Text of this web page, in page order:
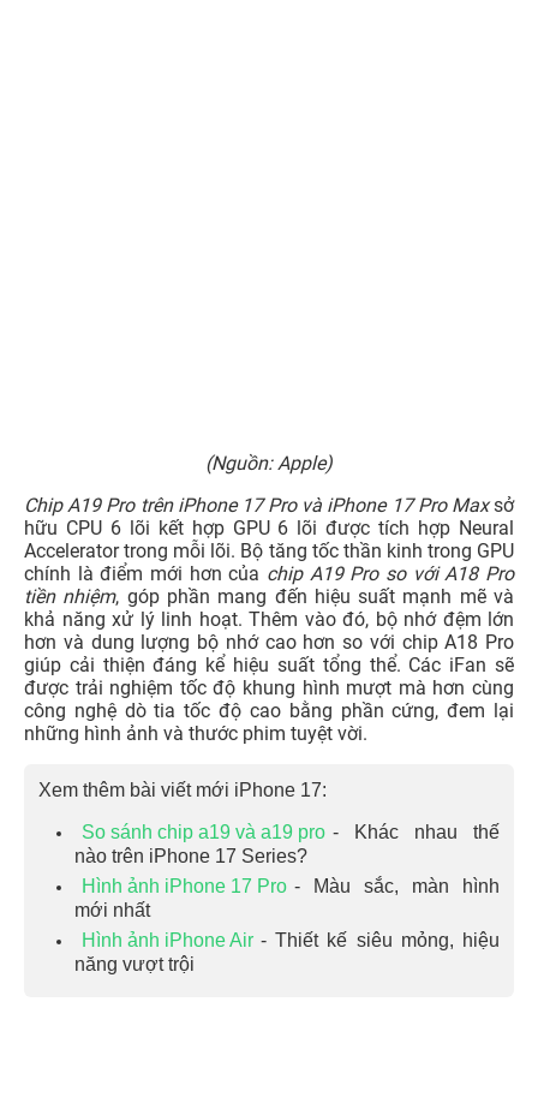
(Nguồn: Apple)
Chip A19 Pro trên iPhone 17 Pro và iPhone 17 Pro Maxsở
hữu CPU 6 lõi kết hợp GPU 6 lõi được tích hợp Neural
Accelerator trong mỗi lõi. Bộ tăng tốc thần kinh trong GPU
chính là điểm mới hơn của chip A19 Pro so với A18 Pro
tiền nhiệm, góp phần mang đến hiệu suất mạnh mẽ và
khả năng xử lý linh hoạt. Thêm vào đó, bộ nhớ đệm lớn
hơn và dung lượng bộ nhớ cao hơn so với chip A18 Pro
giúp cải thiện đáng kể hiệu suất tổng thể. Các iFan sẽ
được trải nghiệm tốc độ khung hình mượt mà hơn cùng
công nghệ dò tia tốc độ cao bằng phần cứng, đem lại
những hình ảnh và thước phim tuyệt vời.
Xem thêm bài viết mới iPhone 17:
So sánh chip a19 và a19 pro - Khác nhau thế
nào trên iPhone 17 Series?
Hình ảnh iPhone 17 Pro - Màu sắc, màn hình
mới nhất
Hình ảnh iPhone Air - Thiết kế siêu mỏng, hiệu
năng vượt trội